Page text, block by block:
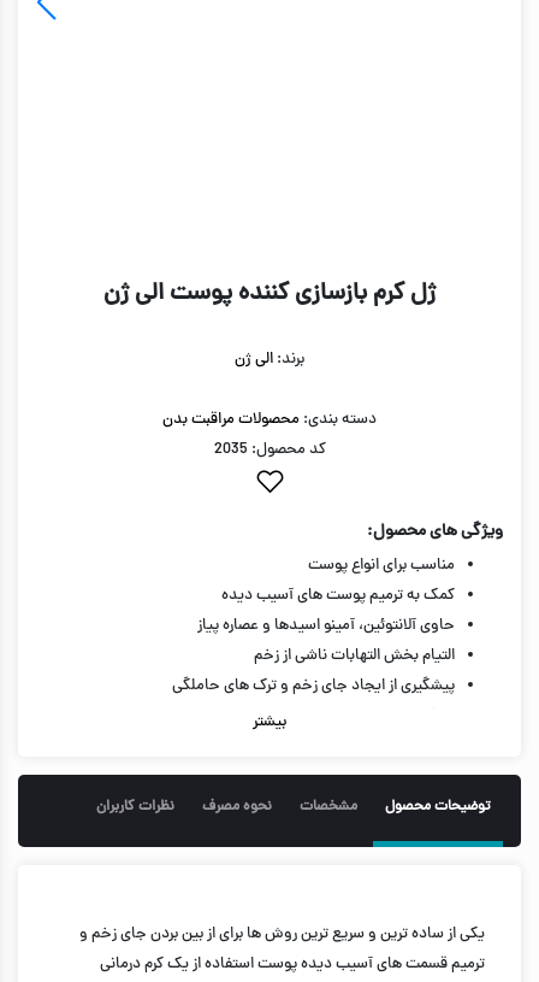
ژل کرم بازسازی کننده پوست الی ژن
برند: الی ژن
دسته بندی: محصولات مراقبت بدن
کد محصول: 2035
ویژگی های محصول:
مناسب برای انواع پوست
کمک به ترمیم پوست های آسیب دیده
حاوی آلانتوئین، آمینو اسیدها و عصاره پیاز
التیام بخش التهابات ناشی از زخم
پیشگیری از ایجاد جای زخم و ترک های حاملگی
بیشتر
توضیحات محصول مشخصات نحوه مصرف نظرات کاربران
یکی از ساده ترین و سریع ترین روش ها برای از بین بردن جای زخم و
ترمیم قسمت های آسیب دیده پوست استفاده از یک کرم درمانی